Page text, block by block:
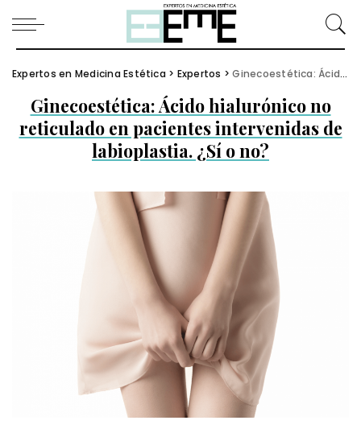
Expertos en Medicina Estética > Expertos >Ginecoestética: Ácido hialurónico no reticulado en pacientes intervenidas de labioplastia. ¿Sí o no?
Ginecoestética: Ácido hialurónico no
reticulado en pacientes intervenidas de
labioplastia. ¿Sí o no?